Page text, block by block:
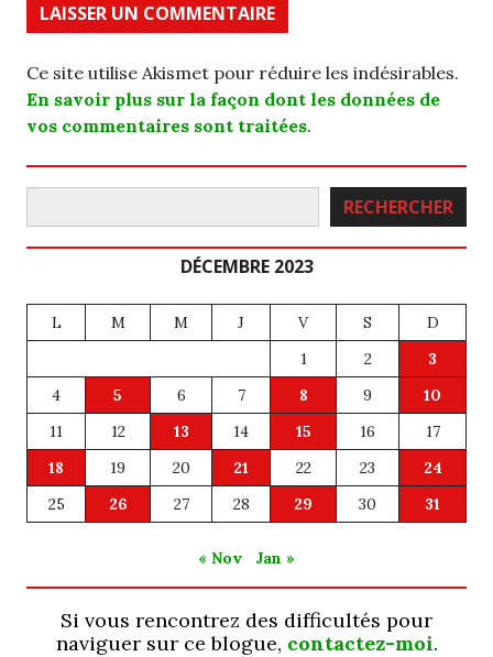
Ce site utilise Akismet pour réduire les indésirables.
En savoir plus sur la façon dont les données de
vos commentaires sont traitées.
Rechercher RECHERCHER
DÉCEMBRE 2023
L M M J V S
D
1
2
3
4
5 6 7 8 9
10
11
12 13 14 15 16
17
18
19 20 21 22 23
24
25
26 27 28 29 30 31
« Nov Jan »
Si vous rencontrez des difficultés pour
naviguer sur ce blogue, contactez-moi.